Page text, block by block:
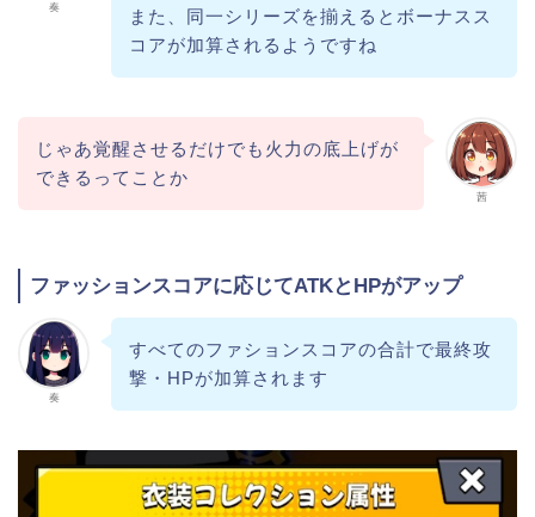
奏
また、同一シリーズを揃えるとボーナスス
コアが加算されるようですね
茜
じゃあ覚醒させるだけでも火力の底上げが
できるってことか
ファッションスコアに応じてATKとHPがアップ
奏
すべてのファションスコアの合計で最終攻
撃・HPが加算されます